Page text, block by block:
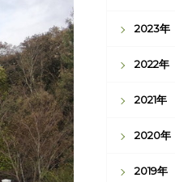
2023年
2022年
2021年
2020年
2019年